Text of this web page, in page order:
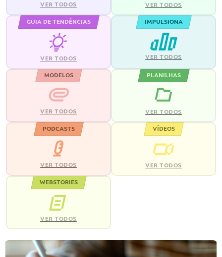
VER TODOS VER TODOS
GUIA DE TENDÊNCIAS
VER TODOS
IMPULSIONA
VER TODOS
MODELOS
VER TODOS
PLANILHAS
VER TODOS
PODCASTS
VER TODOS
VÍDEOS
VER TODOS
WEBSTORIES
VER TODOS